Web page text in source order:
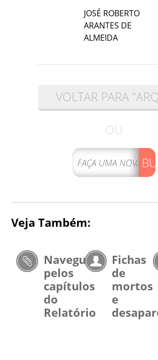
JOSÉ ROBERTO
ARANTES DE
ALMEIDA
VOLTAR PARA
OU
Veja Também:
Navegue
pelos
capítulos
do
Relatório
Fichas
de
mortos
e